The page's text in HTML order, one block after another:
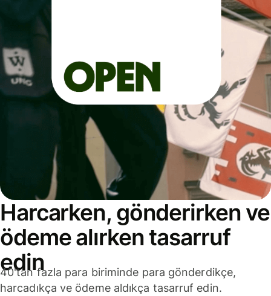
Harcarken, gönderirken ve
ödeme alırken tasarruf
edin
40'tan fazla para biriminde para gönderdikçe,
harcadıkça ve ödeme aldıkça tasarruf edin.